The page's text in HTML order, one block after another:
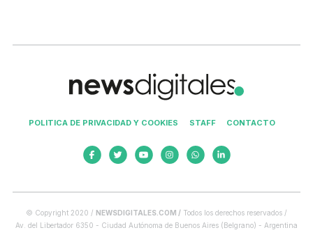
POLITICA DE PRIVACIDAD Y COOKIES STAFF CONTACTO
© Copyright 2020 / NEWSDIGITALES.COM / Todos los derechos reservados /
Av. del Libertador 6350 - Ciudad Autónoma de Buenos Aires (Belgrano) - Argentina